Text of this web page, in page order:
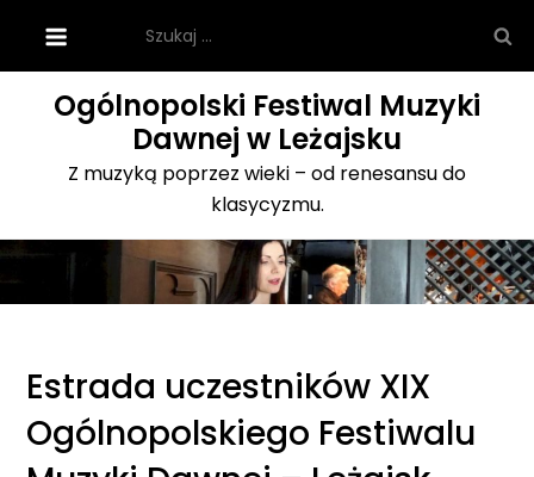
content
Ogólnopolski Festiwal Muzyki
Dawnej w Leżajsku
Z muzyką poprzez wieki – od renesansu do
klasycyzmu.
Estrada uczestników XIX
Ogólnopolskiego Festiwalu